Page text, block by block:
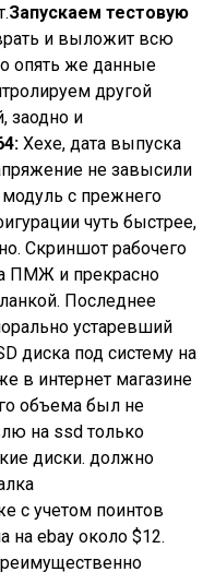
Запускаем тестовую
и выложит всю
опять же данные
другой
заодно и
Хехе, дата выпуска
не завысили
модуль с прежнего
чуть быстрее,
Скриншот рабочего
ПМЖ и прекрасно
Последнее
устаревший
диска под систему на
в интернет магазине
объема был не
на ssd только
диски. должно
с учетом поинтов
на ebay около $12.